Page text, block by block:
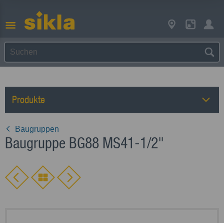
Produkte
Baugruppen
Baugruppe BG88 MS41-1/2"